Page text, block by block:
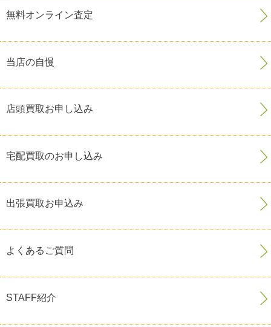
無料オンライン査定
当店の自慢
店頭買取お申し込み
宅配買取のお申し込み
出張買取お申込み
よくあるご質問
STAFF紹介